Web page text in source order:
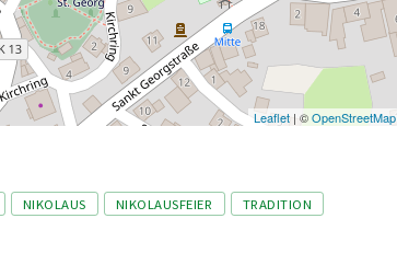
Leaflet| ©OpenStreetMap
NIKOLAUS NIKOLAUSFEIER
TRADITION